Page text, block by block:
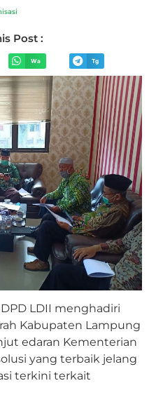
Post :
Wa Tg
LDII menghadiri
Kabupaten Lampung
edaran Kementerian
yang terbaik jelang
terkini terkait